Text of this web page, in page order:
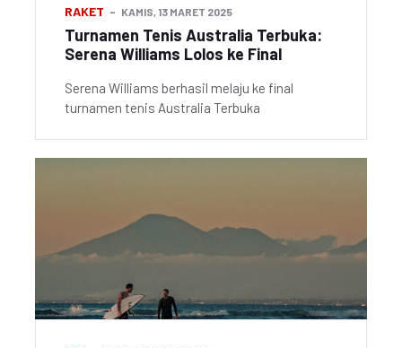
RAKET KAMIS, 13 MARET 2025
Turnamen Tenis Australia Terbuka:
Serena Williams Lolos ke Final
Serena Williams berhasil melaju ke final
turnamen tenis Australia Terbuka